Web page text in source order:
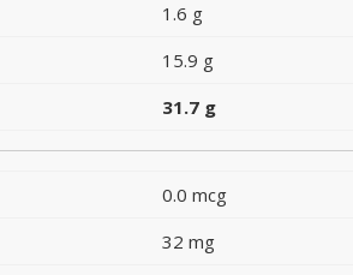
1.6 g
15.9 g
31.7 g
0.0 mcg
32 mg